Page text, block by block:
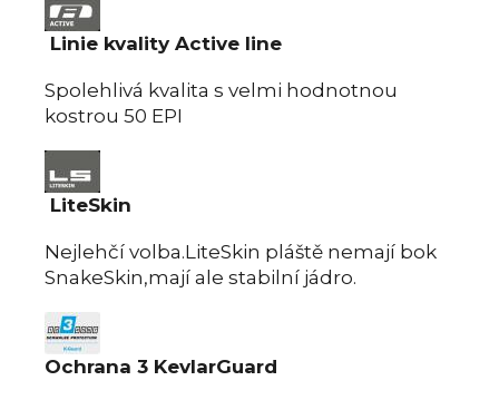
Linie kvality Active line
Spolehlivá kvalita s velmi hodnotnou
kostrou 50 EPI
LiteSkin
Nejlehčí volba.LiteSkin pláště nemají bok
SnakeSkin,mají ale stabilní jádro.
Ochrana 3 KevlarGuard